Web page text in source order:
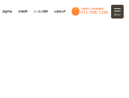
調査料金 会社概要 よくある質問 お客様の声
24時間365日相談無料
011-598-1230 MENU